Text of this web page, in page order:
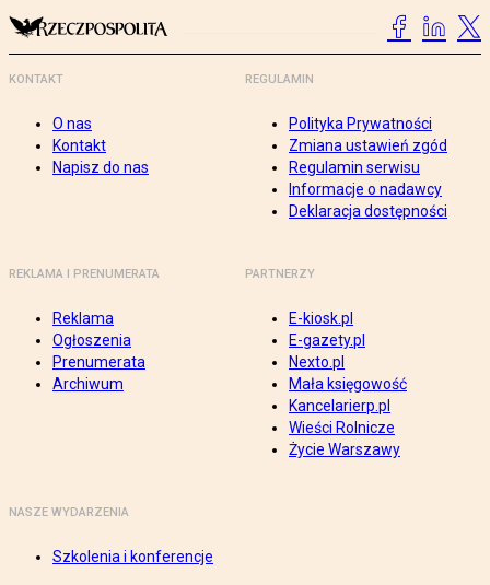
KONTAKT
O nas
Kontakt
Napisz do nas
REGULAMIN
Polityka Prywatności
Zmiana ustawień zgód
Regulamin serwisu
Informacje o nadawcy
Deklaracja dostępności
REKLAMA I PRENUMERATA
Reklama
Ogłoszenia
Prenumerata
Archiwum
PARTNERZY
E-kiosk.pl
E-gazety.pl
Nexto.pl
Mała księgowość
Kancelarierp.pl
Wieści Rolnicze
Życie Warszawy
NASZE WYDARZENIA
Szkolenia i konferencje